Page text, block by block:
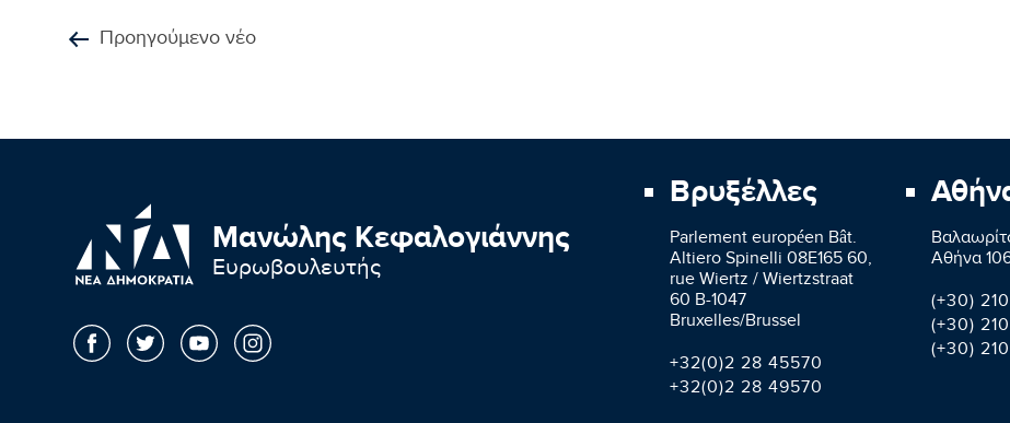
Προηγούμενο νέο
Μανώλης Κεφαλογιάννης
Ευρωβουλευτής
Βρυξέλλες
Parlement européen Bât.
Altiero Spinelli 08E165 60,
rue Wiertz / Wiertzstraat
60 B-1047
Bruxelles/Brussel
+32(0)2 28 45570
+32(0)2 28 49570
Aθήνα
(+30)
(+30)
(+30)